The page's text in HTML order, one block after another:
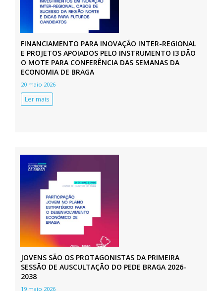
FINANCIAMENTO PARA INOVAÇÃO INTER-REGIONAL
E PROJETOS APOIADOS PELO INSTRUMENTO I3 DÃO
O MOTE PARA CONFERÊNCIA DAS SEMANAS DA
ECONOMIA DE BRAGA
20 maio 2026
Ler mais
JOVENS SÃO OS PROTAGONISTAS DA PRIMEIRA
SESSÃO DE AUSCULTAÇÃO DO PEDE BRAGA 2026-
2038
19 maio 2026